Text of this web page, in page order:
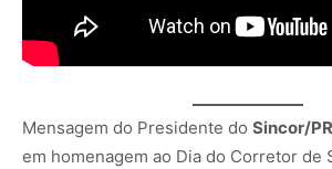
Mensagem do Presidente do Sincor/PR
em homenagem ao Dia do Corretor de